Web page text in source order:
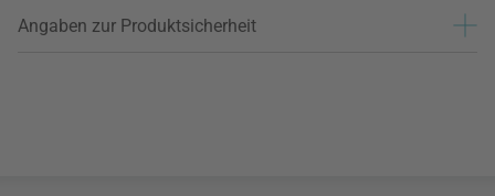
Angaben zur Produktsicherheit